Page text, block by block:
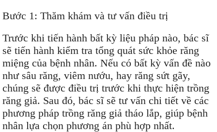
Bước 1: Thăm khám và tư vấn điều trị
Trước khi tiến hành bất kỳ liệu pháp nào, bác sĩ
sẽ tiến hành kiểm tra tổng quát sức khỏe răng
miệng của bệnh nhân. Nếu có bất kỳ vấn đề nào
như sâu răng, viêm nướu, hay răng sứt gãy,
chúng sẽ được điều trị trước khi thực hiện trồng
răng giả. Sau đó, bác sĩ sẽ tư vấn chi tiết về các
phương pháp trồng răng giả tháo lắp, giúp bệnh
nhân lựa chọn phương án phù hợp nhất.